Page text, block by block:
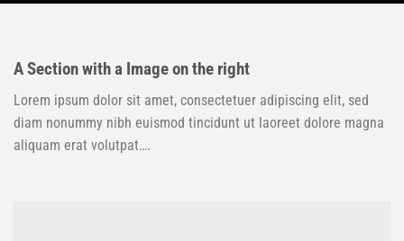
A Section with a Image on the right
Lorem ipsum dolor sit amet, consectetuer adipiscing elit, sed
diam nonummy nibh euismod tincidunt ut laoreet dolore magna
aliquam erat volutpat….